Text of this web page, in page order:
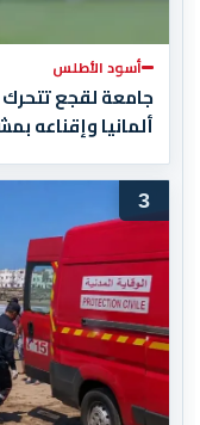
أسود الأطلس
جامعة لقجع
ألمانيا وإقناعه
3